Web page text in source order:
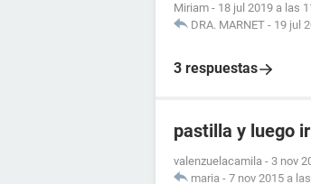
Miriam - 18 jul 2019 a las
DRA. MARNET - 19 jul
3 respuestas
pastilla y luego
valenzuelacamila - 3 nov
maria - 7 nov 2015 a